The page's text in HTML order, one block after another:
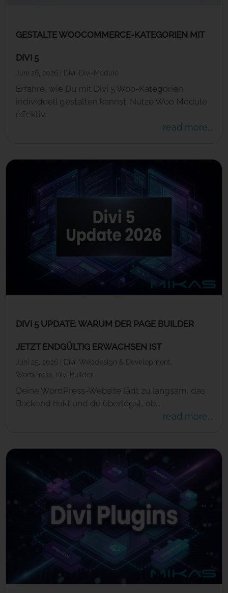
GESTALTE WOOCOMMERCE-KATEGORIEN MIT
DIVI 5
Juni 26, 2026 Divi Divi-Module
Erfahre, wie Du mit Divi 5 Woo-Kategorien
individuell gestalten kannst. Nutze Woo Module
effektiv.
read more...
DIVI 5 UPDATE: WARUM DER PAGE BUILDER
JETZT ENDGÜLTIG ERWACHSEN IST
Juni 25, 2026 Divi Webdesign & Development
WordPress
Divi Builder
Deine WordPress-Website lädt zu langsam, das
Backend hakt und du überlegst, ob...
read more...